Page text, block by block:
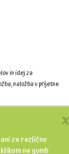
in idej za
naložba v prijetne
X
za različne
na gumb